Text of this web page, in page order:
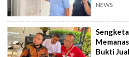
NEWS
Bukti